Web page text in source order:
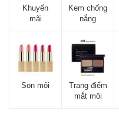
Khuyến
mãi
Kem chống
nắng
Son môi
Trang điểm
mắt môi